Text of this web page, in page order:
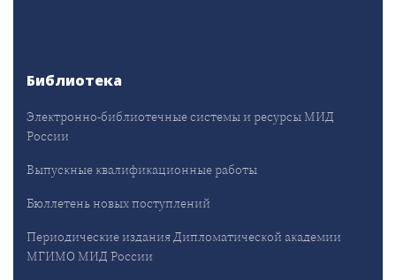
Библиотека
Электронно-библиотечные системы и ресурсы МИД
России
Выпускные квалификационные работы
Бюллетень новых поступлений
Периодические издания Дипломатической академии
МГИМО МИД России